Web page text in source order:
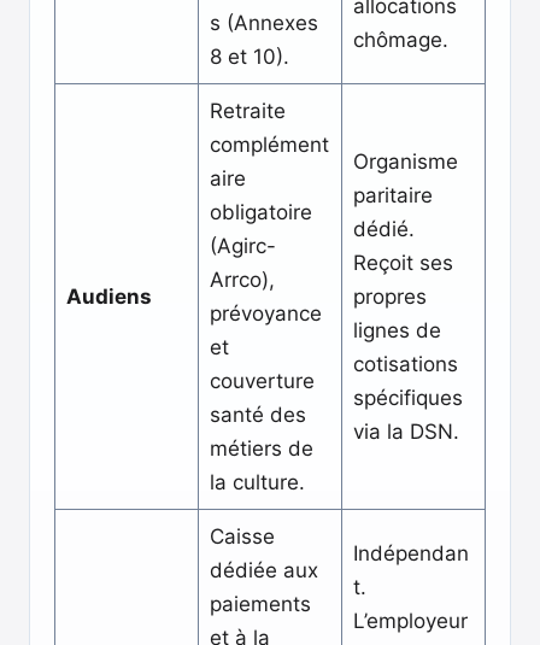
s (Annexes
8 et 10).
allocations
chômage.
Audiens
Retraite
complément
aire
obligatoire
(Agirc-
Arrco),
prévoyance
et
couverture
santé des
métiers de
la culture.
Organisme
paritaire
dédié.
Reçoit ses
propres
lignes de
cotisations
spécifiques
via la DSN.
Caisse
dédiée aux
paiements
et à la
Indépendan
t.
L’employeur